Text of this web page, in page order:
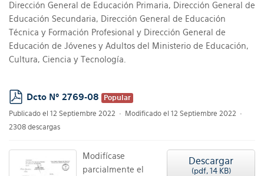
Dirección General de Educación Primaria, Dirección General de
Educación Secundaria, Dirección General de Educación
Técnica y Formación Profesional y Dirección General de
Educación de Jóvenes y Adultos del Ministerio de Educación,
Cultura, Ciencia y Tecnología.
pdf
Dcto Nº 2769-08
Popular
Publicado el 12 Septiembre 2022
Modificado el 12 Septiembre 2022
2308 descargas
Descargar
(pdf, 14 KB)
Modifícase
parcialmente el